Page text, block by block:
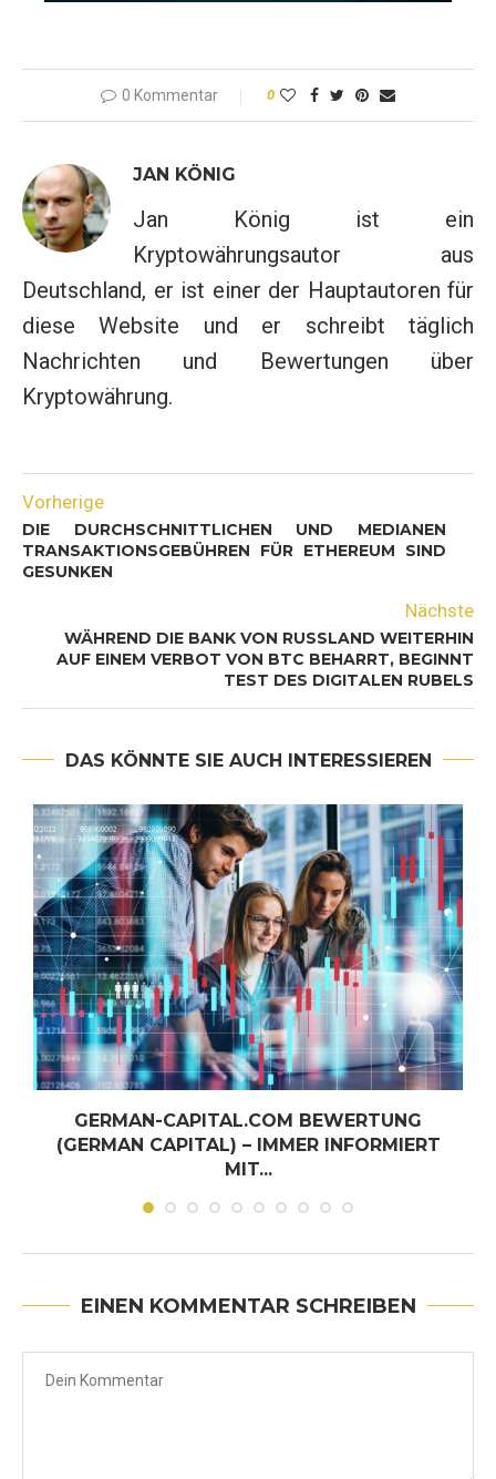
0 Kommentar 0
JAN KÖNIG
Jan König ist ein
Kryptowährungsautor aus
Deutschland, er ist einer der Hauptautoren für
diese Website und er schreibt täglich
Nachrichten und Bewertungen über
Kryptowährung.
Vorherige
DIE DURCHSCHNITTLICHEN UND MEDIANEN
TRANSAKTIONSGEBÜHREN FÜR ETHEREUM SIND
GESUNKEN
Nächste
WÄHREND DIE BANK VON RUSSLAND WEITERHIN
AUF EINEM VERBOT VON BTC BEHARRT, BEGINNT
TEST DES DIGITALEN RUBELS
DAS KÖNNTE SIE AUCH INTERESSIEREN
GERMAN-CAPITAL.COM BEWERTUNG
(GERMAN CAPITAL) – IMMER INFORMIERT
MIT...
Juni 30, 2026
EINEN KOMMENTAR SCHREIBEN